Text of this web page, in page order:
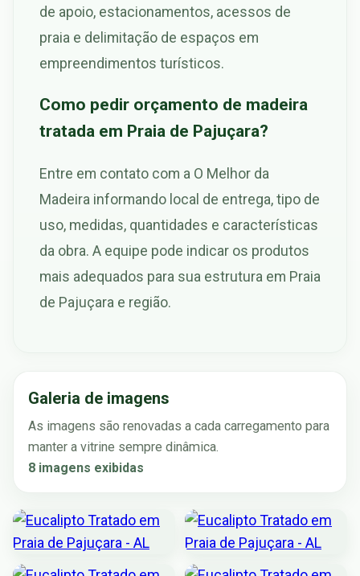
de apoio, estacionamentos, acessos de
praia e delimitação de espaços em
empreendimentos turísticos.
Como pedir orçamento de madeira
tratada em Praia de Pajuçara?
Entre em contato com a O Melhor da
Madeira informando local de entrega, tipo de
uso, medidas, quantidades e características
da obra. A equipe pode indicar os produtos
mais adequados para sua estrutura em Praia
de Pajuçara e região.
Galeria de imagens
As imagens são renovadas a cada carregamento para
manter a vitrine sempre dinâmica.
8 imagens exibidas